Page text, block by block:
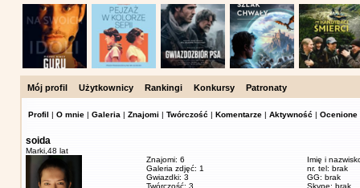
Mój profil Użytkownicy Rankingi Konkursy Patronaty
Profil | O mnie | Galeria | Znajomi | Twórczość | Komentarze | Aktywność | Ocenione
soida
Marki, 48 lat
Znajomi: 6
Galeria zdjęć: 1
Gwiazdki: 3
Twórczość: 3
Imię i
nr. tel: brak
GG: brak
Skype: brak